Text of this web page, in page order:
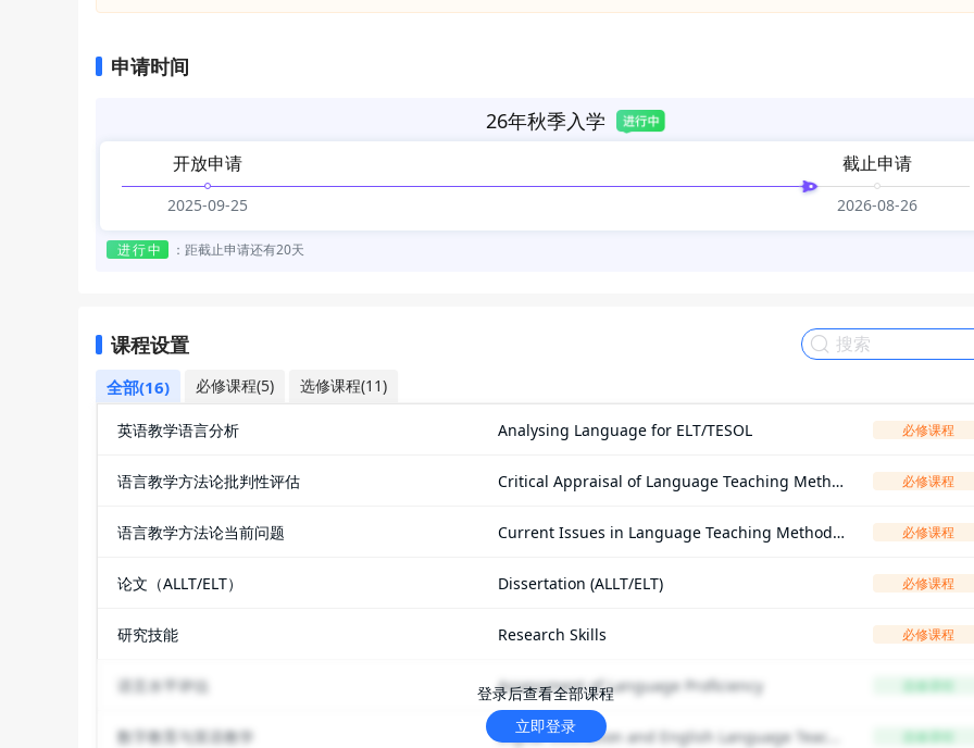
申请时间
26年秋季入学
开放申请
2025-09-25
截止申请
2026-08-26
进行中 ： 距截止申请还有20天
课程设置
全部(16) 必修课程(5) 选修课程(11)
英语教学语言分析 Analysing Language for ELT/TESOL 必修课程
语言教学方法论批判性评估 Critical Appraisal of Language Teaching Metho
dologies
必修课程
语言教学方法论当前问题 Current Issues in Language Teaching Methodol
ogy
必修课程
论文（ALLT/ELT） Dissertation (ALLT/ELT) 必修课程
研究技能 Research Skills 必修课程
语言水平评估 Assessment of Language Proficiency 选修课程
数字教育与英语教学 Digital Education and English Language Teachi 选修课程
登录后查看全部课程
立即登录